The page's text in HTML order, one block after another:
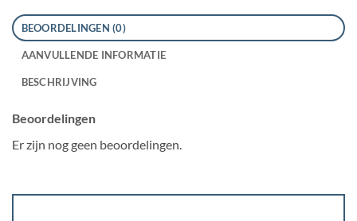
BEOORDELINGEN (0)
AANVULLENDE INFORMATIE
BESCHRIJVING
Beoordelingen
Er zijn nog geen beoordelingen.